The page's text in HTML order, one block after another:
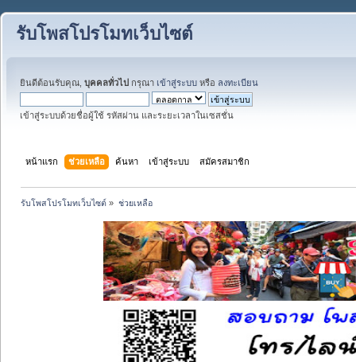
รับโพสโปรโมทเว็บไซต์
ยินดีต้อนรับคุณ, บุคคลทั่วไป กรุณา เข้าสู่ระบบ หรือ ลงทะเบียน
เข้าสู่ระบบด้วยชื่อผู้ใช้ รหัสผ่าน และระยะเวลาในเซสชั่น
หน้าแรก ช่วยเหลือ ค้นหา เข้าสู่ระบบ สมัครสมาชิก
รับโพสโปรโมทเว็บไซต์ » ช่วยเหลือ